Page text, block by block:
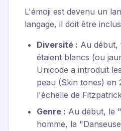
L'émoji est devenu un
langage, il doit être
Diversité : Au début,
étaient blancs (ou
Unicode a introduit
peau (Skin tones) en
l'échelle de Fitzpatrick. 👍
Genre : Au début, le
homme, la